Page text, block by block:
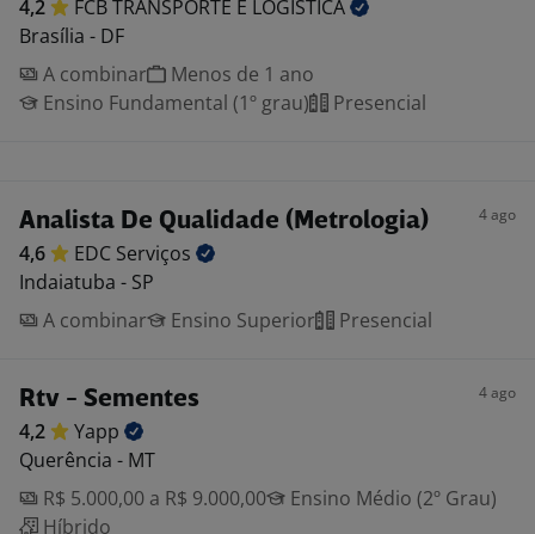
4,2 FCB TRANSPORTE E LOGISTICA
Brasília - DF
A combinar
Menos de 1 ano
Ensino Fundamental (1º grau)
Presencial
Analista De Qualidade (Metrologia) 4 ago
4,6 EDC Serviços
Indaiatuba - SP
A combinar
Ensino Superior Presencial
Rtv - Sementes 4 ago
4,2
Yapp
Querência - MT
R$ 5.000,00 a R$ 9.000,00
Ensino Médio (2º Grau)
Híbrido